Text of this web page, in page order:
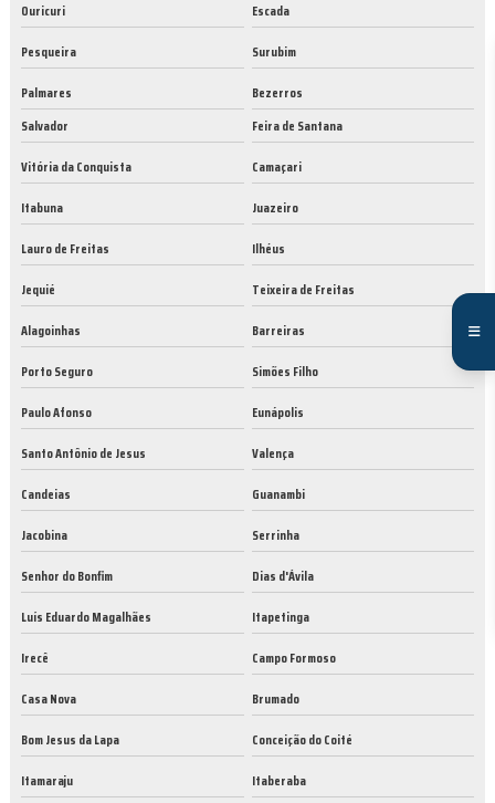
Ouricuri
Escada
Pesqueira
Surubim
Palmares
Bezerros
Salvador
Feira de Santana
Vitória da Conquista
Camaçari
Itabuna
Juazeiro
Lauro de Freitas
Ilhéus
Jequié
Teixeira de Freitas
Alagoinhas
Barreiras
Porto Seguro
Simões Filho
Paulo Afonso
Eunápolis
Santo Antônio de Jesus
Valença
Candeias
Guanambi
Jacobina
Serrinha
Senhor do Bonfim
Dias d'Ávila
Luís Eduardo Magalhães
Itapetinga
Irecê
Campo Formoso
Casa Nova
Brumado
Bom Jesus da Lapa
Conceição do Coité
Itamaraju
Itaberaba